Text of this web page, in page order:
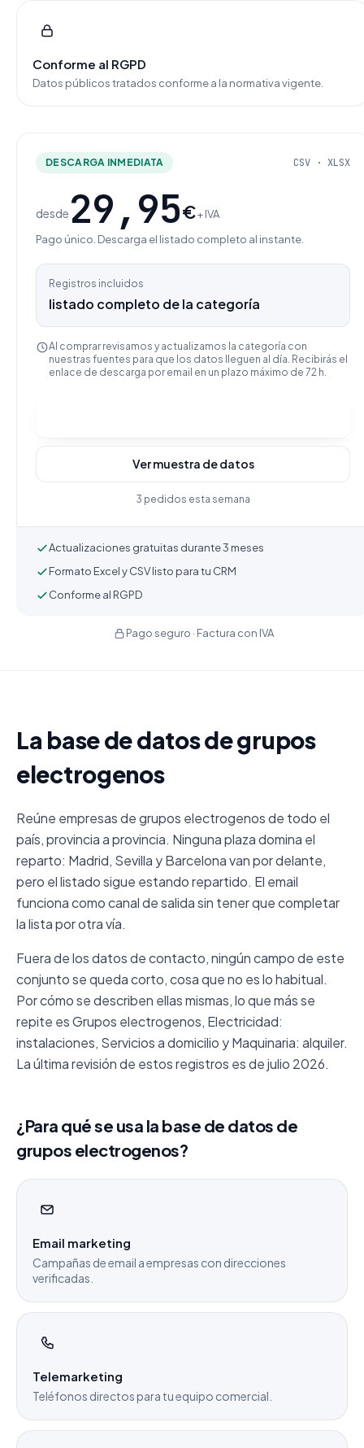
Conforme al RGPD
Datos públicos tratados conforme a la normativa vigente.
DESCARGA INMEDIATA CSV · XLSX
desde 29,95€+ IVA
Pago único. Descarga el listado completo al instante.
Registros incluidos
listado completo de la categoría
Al comprar revisamos y actualizamos la categoría con
nuestras fuentes para que los datos lleguen al día. Recibirás el
enlace de descarga por email en un plazo máximo de 72 h.
Ver muestra de datos
3 pedidos esta semana
Actualizaciones gratuitas durante 3 meses
Formato Excel y CSV listo para tu CRM
Conforme al RGPD
Pago seguro · Factura con IVA
La base de datos de grupos
electrogenos
Reúne empresas de grupos electrogenos de todo el
país, provincia a provincia. Ninguna plaza domina el
reparto: Madrid, Sevilla y Barcelona van por delante,
pero el listado sigue estando repartido. El email
funciona como canal de salida sin tener que completar
la lista por otra vía.
Fuera de los datos de contacto, ningún campo de este
conjunto se queda corto, cosa que no es lo habitual.
Por cómo se describen ellas mismas, lo que más se
repite es Grupos electrogenos, Electricidad:
instalaciones, Servicios a domicilio y Maquinaria: alquiler.
La última revisión de estos registros es de julio 2026.
¿Para qué se usa la base de datos de
grupos electrogenos?
Email marketing
Campañas de email a empresas con direcciones
verificadas.
Telemarketing
Teléfonos directos para tu equipo comercial.